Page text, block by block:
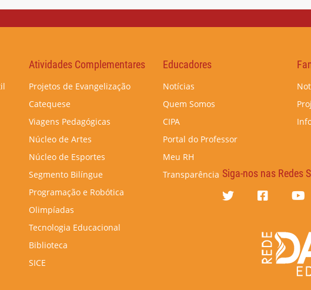
Atividades Complementares
Projetos de Evangelização
Catequese
Viagens Pedagógicas
Núcleo de Artes
Núcleo de Esportes
Segmento Bilíngue
Programação e Robótica
Olimpíadas
Tecnologia Educacional
Biblioteca
SICE
Educadores
Notícias
Quem Somos
CIPA
Portal do Professor
Meu RH
Transparência Siga-nos nas Redes